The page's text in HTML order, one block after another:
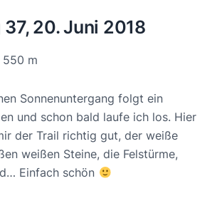
20. Juni 2018
m
Sonnenuntergang folgt ein
und schon bald laufe ich los. Hier
der Trail richtig gut, der weiße
weißen Steine, die Felstürme,
Einfach schön